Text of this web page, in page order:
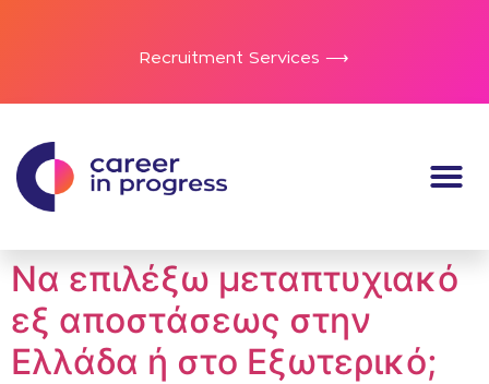
Recruitment Services ⟶
Να επιλέξω μεταπτυχιακό
εξ αποστάσεως στην
Ελλάδα ή στο Εξωτερικό;